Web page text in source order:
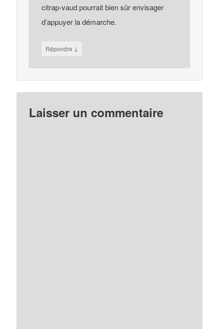
citrap-vaud pourrait bien sûr envisager
d’appuyer la démarche.
Répondre ↓
Laisser un commentaire